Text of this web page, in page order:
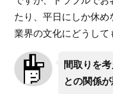
たり、平日にしか休
業界の文化にどうして
間取りを
との関係